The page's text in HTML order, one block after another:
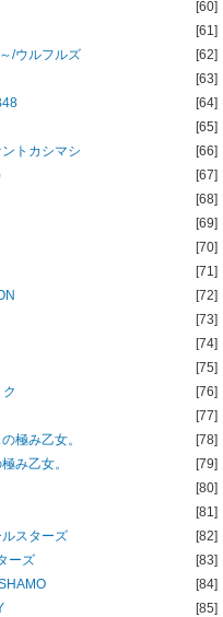
/ウルフルズ
トカシマシ
極み乙女。
み乙女。
スターズ
ーズ
[60]
[61]
[62]
[63]
[64]
[65]
[66]
[67]
[68]
[69]
[70]
[71]
[72]
[73]
[74]
[75]
[76]
[77]
[78]
[79]
[80]
[81]
[82]
[83]
[84]
[85]